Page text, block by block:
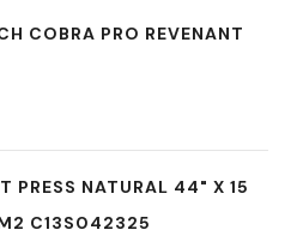
COBRA PRO REVENANT
PRESS NATURAL 44" X 15
C13S042325